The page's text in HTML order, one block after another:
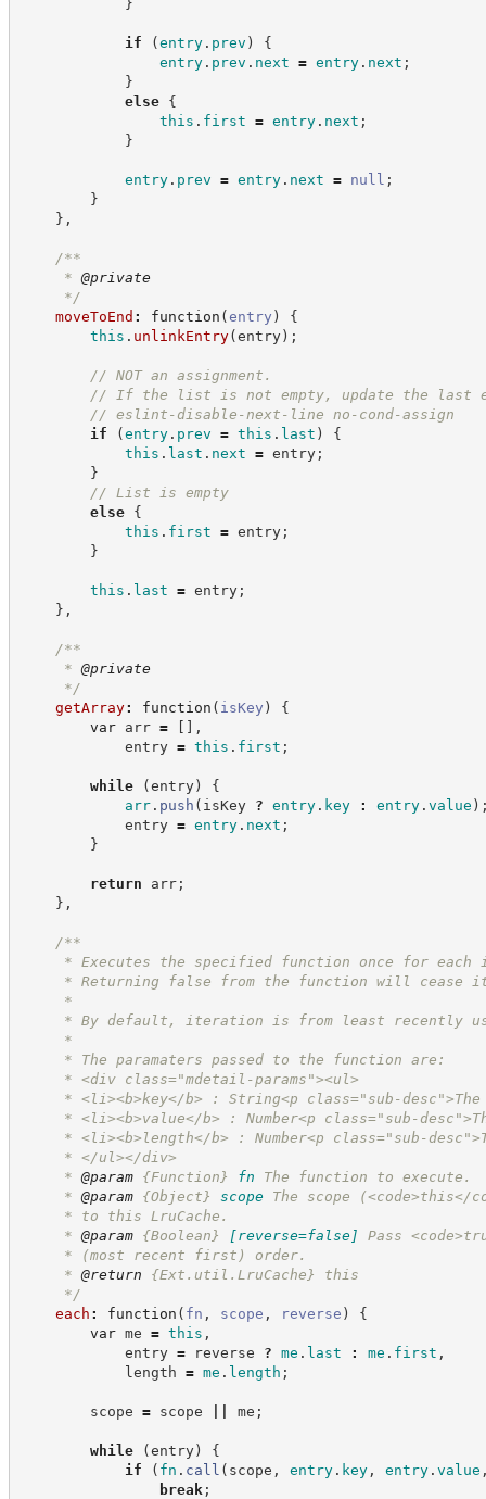
}
if (entry. prev )
{
entry. prev . next = entry. next ;
}
else
{
this . first = entry. next ;
}
entry. prev = entry. next = null ;
}
} ,
/**
* @private
*/
moveToEnd : function (entry )
{
this . unlinkEntry(entry) ;
// NOT an assignment.
// If the list is not empty, update the last
// eslint-disable-next-line no-cond-assign
if
(entry. prev = this . last )
{
this . last . next = entry;
}
// List is empty
else
{
this . first = entry;
}
this . last = entry;
} ,
/**
* @private
*/
getArray: function ( isKey )
{
var arr = [ ] ,
entry = this . first ;
while (entry)
{
arr. push ( isKey ? entry. key : entry. value )
entry = entry. next ;
}
return arr;
} ,
/**
* Executes the specified function once for each
* Returning false from the function will cease
*
* By default, iteration is from least recently
*
* The paramaters passed to the function are:
* <div class="mdetail-params"><ul>
* <li><b>key</b> : String<p class="sub-desc">The
* <li><b>value</b> : Number<p class="sub-
* <li><b>length</b> : Number<p class="sub-
* </ul></div>
* @param {Function} fn
The function to execute.
* @param {Object} scope
The scope
* to this LruCache.
* @param {Boolean} [reverse=false]
Pass
* (most recent first) order.
* @return {Ext.util.LruCache}
this
*/
each : function ( fn , scope , reverse )
{
var me = this ,
entry = reverse ? me . last : me . first ,
length = me . length ;
scope = scope me ;
while (entry)
{
if
( fn . call ( scope , entry. key, entry. value
break ;